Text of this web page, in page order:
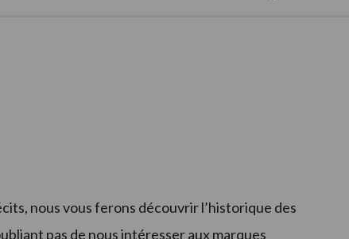
nous vous ferons découvrir l’historique des
pas de nous intéresser aux marques